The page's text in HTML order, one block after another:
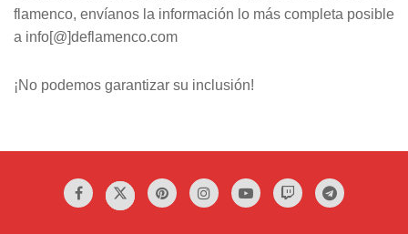
flamenco, envíanos la información lo más completa posible
a info[@]deflamenco.com
¡No podemos garantizar su inclusión!